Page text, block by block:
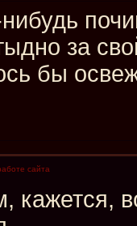
нибудь
за
бы
сайта
кажется,